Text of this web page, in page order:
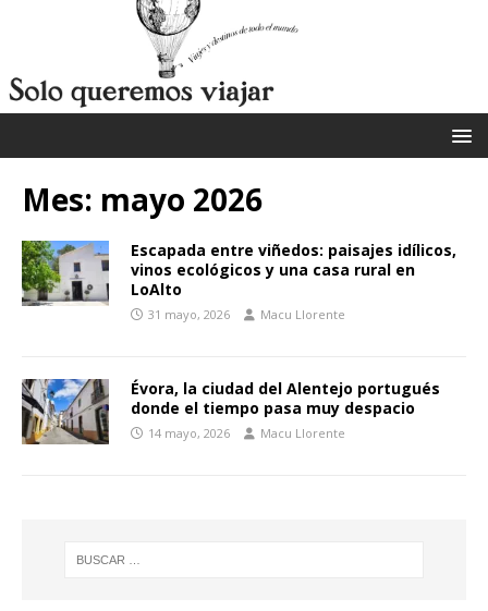
Mes: mayo 2026
Escapada entre viñedos: paisajes idílicos,
vinos ecológicos y una casa rural en
LoAlto
31 mayo, 2026 Macu Llorente
Évora, la ciudad del Alentejo portugués
donde el tiempo pasa muy despacio
14 mayo, 2026 Macu Llorente